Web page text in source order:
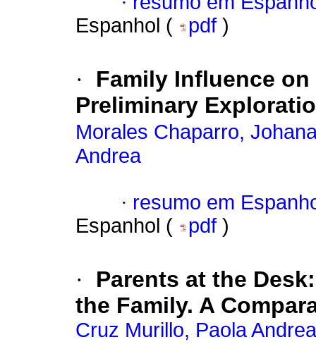
Espanhol (
pdf )
·
Family Influence
Preliminary
Morales Chaparro,
Andrea
· resumo em
Espanhol (
pdf )
·
Parents at the
the Family. A
Cruz Murillo, Paola Andrea